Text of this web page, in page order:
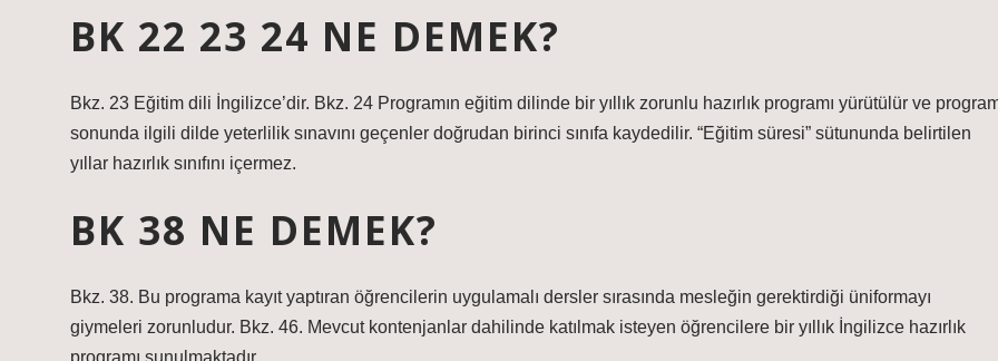
BK 22 23 24 NE DEMEK?
Bkz. 23 Eğitim dili İngilizce’dir. Bkz. 24 Programın eğitim dilinde bir yıllık zorunlu hazırlık programı yürütülür ve
sonunda ilgili dilde yeterlilik sınavını geçenler doğrudan birinci sınıfa kaydedilir. “Eğitim süresi” sütununda belirtilen
yıllar hazırlık sınıfını içermez.
BK 38 NE DEMEK?
Bkz. 38. Bu programa kayıt yaptıran öğrencilerin uygulamalı dersler sırasında mesleğin gerektirdiği üniformayı
giymeleri zorunludur. Bkz. 46. Mevcut kontenjanlar dahilinde katılmak isteyen öğrencilere bir yıllık İngilizce hazırlık
programı sunulmaktadır.